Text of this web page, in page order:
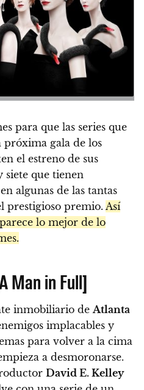
para que las series que
gala de los
el estreno de sus
siete que tienen
algunas de las tantas
prestigioso premio. Así
lo mejor de lo
Man in Full]
inmobiliario deAtlanta
implacables y
para volver a la cima
a desmoronarse.
David E. Kelley